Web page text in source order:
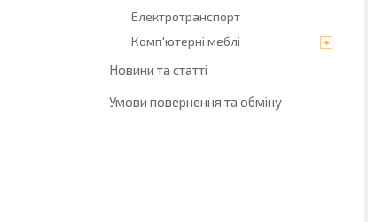
Електротранспорт
Комп'ютерні меблі
Новини та статті
Умови повернення та обміну